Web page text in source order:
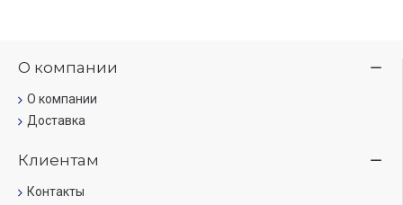
О компании
О компании
Доставка
Клиентам
Контакты